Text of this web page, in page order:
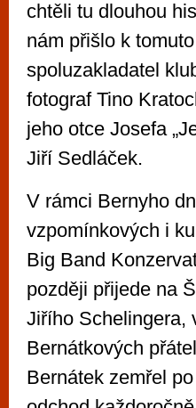
chtěli tu dlouhou
nám přišlo k
spoluzakladatel
fotograf Tino
jeho otce Josefa
Jiří Sedláček.
V rámci Bernyho
vzpomínkových i
Big Band
později přijede na
Jiřího Schelingera,
Bernátkových
Bernátek zemřel